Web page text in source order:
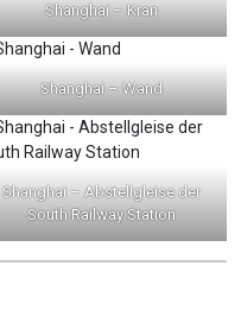
Shanghai – Kran
Shanghai – Wand
Shanghai – Abstellgleise der
South Railway Station